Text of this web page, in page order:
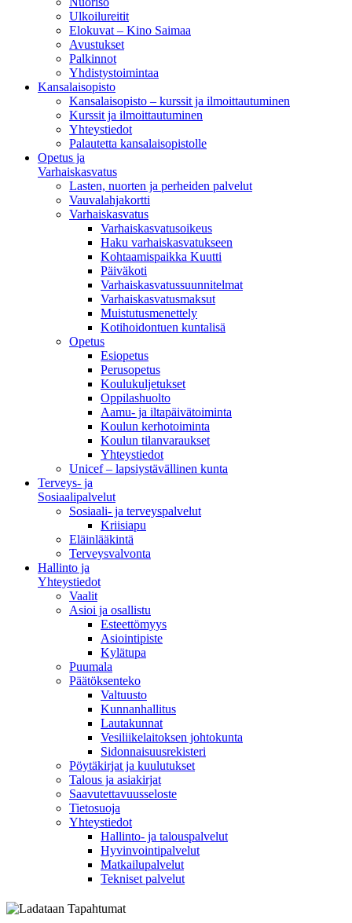
Ulkoilureitit
Elokuvat – Kino Saimaa
Avustukset
Palkinnot
Yhdistystoimintaa
Kansalaisopisto
Kansalaisopisto – kurssit ja ilmoittautuminen
Kurssit ja ilmoittautuminen
Yhteystiedot
Palautetta kansalaisopistolle
Opetus ja
Varhaiskasvatus
Lasten, nuorten ja perheiden palvelut
Vauvalahjakortti
Varhaiskasvatus
Varhaiskasvatusoikeus
Haku varhaiskasvatukseen
Kohtaamispaikka Kuutti
Päiväkoti
Varhaiskasvatussuunnitelmat
Varhaiskasvatusmaksut
Muistutusmenettely
Kotihoidontuen kuntalisä
Opetus
Esiopetus
Perusopetus
Koulukuljetukset
Oppilashuolto
Aamu- ja iltapäivätoiminta
Koulun kerhotoiminta
Koulun tilanvaraukset
Yhteystiedot
Unicef – lapsiystävällinen kunta
Terveys- ja
Sosiaalipalvelut
Sosiaali- ja terveyspalvelut
Kriisiapu
Eläinlääkintä
Terveysvalvonta
Hallinto ja
Yhteystiedot
Vaalit
Asioi ja osallistu
Esteettömyys
Asiointipiste
Kylätupa
Puumala
Päätöksenteko
Valtuusto
Kunnanhallitus
Lautakunnat
Vesiliikelaitoksen johtokunta
Sidonnaisuusrekisteri
Pöytäkirjat ja kuulutukset
Talous ja asiakirjat
Saavutettavuusseloste
Tietosuoja
Yhteystiedot
Hallinto- ja talouspalvelut
Hyvinvointipalvelut
Matkailupalvelut
Tekniset palvelut